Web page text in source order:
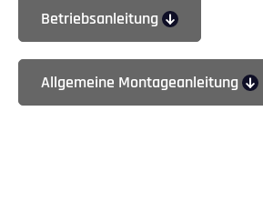
Betriebsanleitung
Allgemeine Montageanleitung